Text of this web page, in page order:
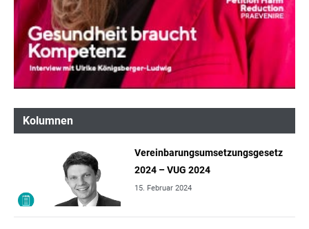
Kolumnen
Vereinbarungsumsetzungsgesetz
2024 – VUG 2024
15. Februar 2024